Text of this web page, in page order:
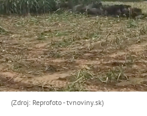
(Zdroj: Reprofoto - tvnoviny.sk)